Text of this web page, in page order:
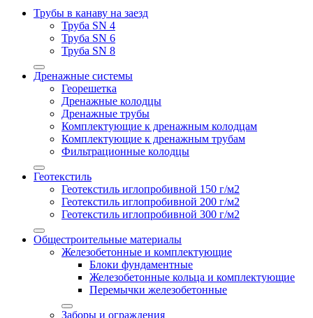
Трубы в канаву на заезд
Труба SN 4
Труба SN 6
Труба SN 8
Дренажные системы
Георешетка
Дренажные колодцы
Дренажные трубы
Комплектующие к дренажным колодцам
Комплектующие к дренажным трубам
Фильтрационные колодцы
Геотекстиль
Геотекстиль иглопробивной 150 г/м2
Геотекстиль иглопробивной 200 г/м2
Геотекстиль иглопробивной 300 г/м2
Общестроительные материалы
Железобетонные и комплектующие
Блоки фундаментные
Железобетонные кольца и комплектующие
Перемычки железобетонные
Заборы и ограждения